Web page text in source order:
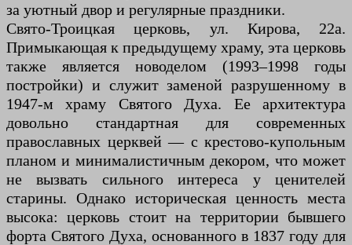
за уютный двор и регулярные праздники.
Свято-Троицкая церковь, ул. Кирова, 22а.
Примыкающая к предыдущему храму, эта церковь
также является новоделом (1993–1998 годы
постройки) и служит заменой разрушенному в
1947-м храму Святого Духа. Ее архитектура
довольно стандартная для современных
православных церквей — с крестово-купольным
планом и минималистичным декором, что может
не вызвать сильного интереса у ценителей
старины. Однако историческая ценность места
высока: церковь стоит на территории бывшего
форта Святого Духа, основанного в 1837 году для